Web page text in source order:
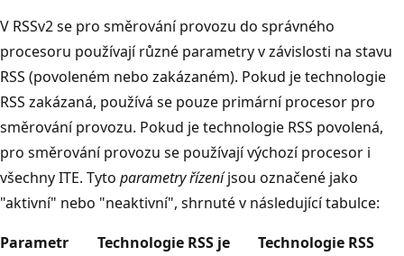
V RSSv2 se pro směrování provozu do správného
procesoru používají různé parametry v závislosti na stavu
RSS (povoleném nebo zakázaném). Pokud je technologie
RSS zakázaná, používá se pouze primární procesor pro
směrování provozu. Pokud je technologie RSS povolená,
pro směrování provozu se používají výchozí procesor i
všechny ITE. Tyto parametry řízeníjsou označené jako
"aktivní" nebo "neaktivní", shrnuté v následující tabulce:
Parametr
Technologie RSS je
Technologie RSS